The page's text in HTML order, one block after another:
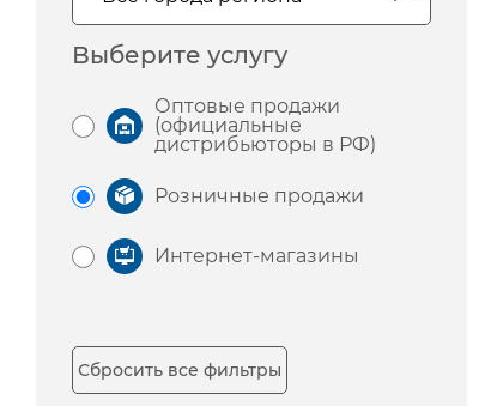
Выберите услугу
Оптовые продажи
(официальные
дистрибьюторы в РФ)
Розничные продажи
Интернет-магазины
Сбросить все фильтры